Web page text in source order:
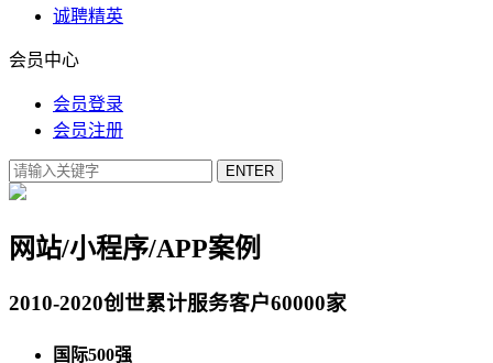
诚聘精英
会员中心
会员登录
会员注册
网站/小程序/APP案例
2010-2020创世累计服务客户60000家
国际500强